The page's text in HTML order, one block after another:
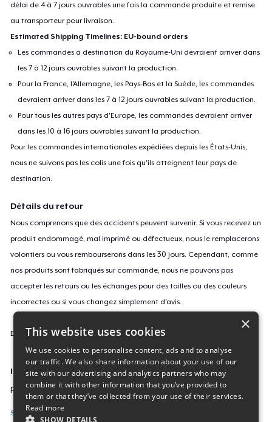
délai de 4 à 7 jours ouvrables une fois la commande produite et remise
au transporteur pour livraison.
Estimated Shipping Timelines: EU-bound orders
Les commandes à destination du Royaume-Uni devraient arriver dans
les 7 à 12 jours ouvrables suivant la production.
Pour la France, l'Allemagne, les Pays-Bas et la Suède, les commandes
devraient arriver dans les 7 à 12 jours ouvrables suivant la production.
Pour tous les autres pays d'Europe, les commandes devraient arriver
dans les 10 à 16 jours ouvrables suivant la production.
Pour les commandes internationales expédiées depuis les États-Unis,
nous ne suivons pas les colis une fois qu'ils atteignent leur pays de
destination.
Détails du retour
Nous comprenons que des accidents peuvent survenir. Si vous recevez un
produit endommagé, mal imprimé ou défectueux, nous le remplacerons
volontiers ou vous rembourserons dans les 30 jours. Cependant, comme
nos produits sont fabriqués sur commande, nous ne pouvons pas
accepter les retours ou les échanges pour des tailles ou des couleurs
incorrectes ou si vous changez simplement d'avis.
En savoir plus sur notre politique de retoursici
ID campagne
pandamoniumug
Signaler cette page
×
This website uses cookies
We use cookies to personalise content, ads and to analyse
our traffic. We also share information about your use of our
site with our advertising and analytics partners who may
combine it with other information that you’ve provided to
them or that they’ve collected from your use of their services.
Read more
SHOW DETAILS